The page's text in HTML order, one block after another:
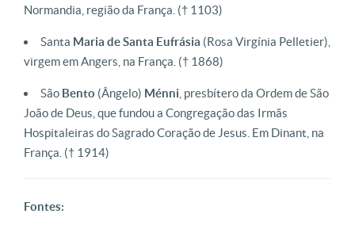
Normandia, região da França. († 1103)
Santa Maria de Santa Eufrásia (Rosa Virgínia Pelletier),
virgem em Angers, na França. († 1868)
São Bento (Ângelo) Ménni , presbítero da Ordem de São
João de Deus, que fundou a Congregação das Irmãs
Hospitaleiras do Sagrado Coração de Jesus. Em Dinant, na
França. († 1914)
Fontes: